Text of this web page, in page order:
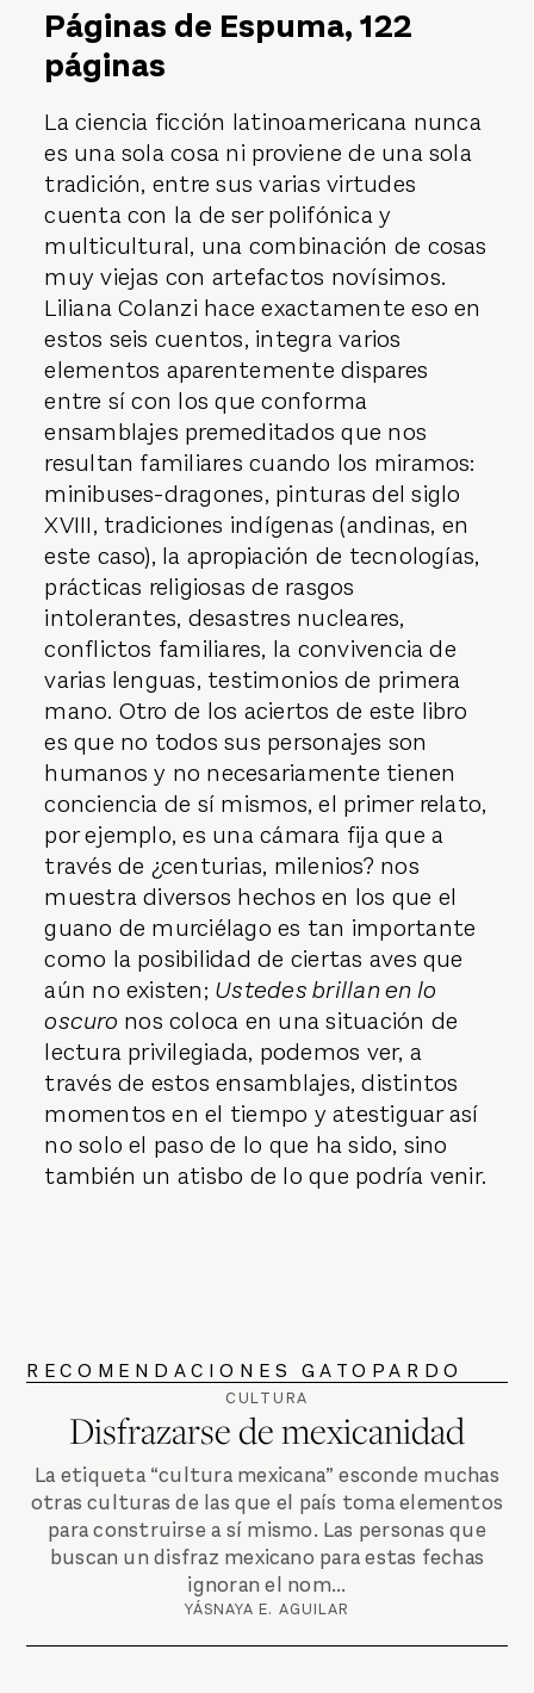
Páginas de Espuma, 122
páginas
La ciencia ficción latinoamericana nunca
es una sola cosa ni proviene de una sola
tradición, entre sus varias virtudes
cuenta con la de ser polifónica y
multicultural, una combinación de cosas
muy viejas con artefactos novísimos.
Liliana Colanzi hace exactamente eso en
estos seis cuentos, integra varios
elementos aparentemente dispares
entre sí con los que conforma
ensamblajes premeditados que nos
resultan familiares cuando los miramos:
minibuses-dragones, pinturas del siglo
XVIII, tradiciones indígenas (andinas, en
este caso), la apropiación de tecnologías,
prácticas religiosas de rasgos
intolerantes, desastres nucleares,
conflictos familiares, la convivencia de
varias lenguas, testimonios de primera
mano. Otro de los aciertos de este libro
es que no todos sus personajes son
humanos y no necesariamente tienen
conciencia de sí mismos, el primer relato,
por ejemplo, es una cámara fija que a
través de ¿centurias, milenios? nos
muestra diversos hechos en los que el
guano de murciélago es tan importante
como la posibilidad de ciertas aves que
aún no existen; Ustedes brillan en lo
oscuro nos coloca en una situación de
lectura privilegiada, podemos ver, a
través de estos ensamblajes, distintos
momentos en el tiempo y atestiguar así
no solo el paso de lo que ha sido, sino
también un atisbo de lo que podría venir.
RECOMENDACIONES GATOPARDO
CULTURA
Disfrazarse de mexicanidad
La etiqueta “cultura mexicana” esconde muchas
otras culturas de las que el país toma elementos
para construirse a sí mismo. Las personas que
buscan un disfraz mexicano para estas fechas
ignoran el nom...
YÁSNAYA E. AGUILAR